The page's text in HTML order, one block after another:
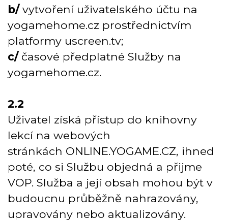
b/vytvoření uživatelského účtu na
yogamehome.cz prostřednictvím
platformy uscreen.tv;
c/časové předplatné Služby na
yogamehome.cz.
2.2
Uživatel získá přístup do knihovny
lekcí na webových
stránkách ONLINE.YOGAME.CZ, ihned
poté, co si Službu objedná a přijme
VOP. Služba a její obsah mohou být v
budoucnu průběžně nahrazovány,
upravovány nebo aktualizovány.